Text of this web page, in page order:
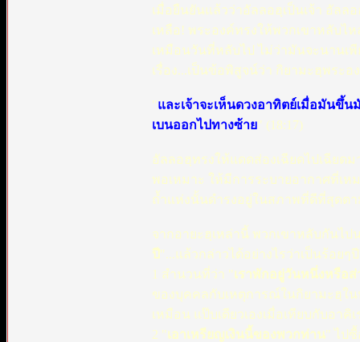
เมื่อยืนยันแล้วว่าอัลลอฮฺเป็นเจ้า อัลล
เหลือ! พระองค์ทรงให้พวกเขาหลับ
เหมือนวันที่หลับไป ไม่ว่ามันจะนานเพี
เรื่อง...เป็นข้อพิสูจน์ว่า กิยามะฮฺพระ
"และเจ้าจะเห็นดวงอาทิตย์เมื่อมันขึ้
เบนออกไปทางซ้าย" (18:17)
อัลลอฮฺทรงให้แดดส่องเฉียดไปเฉียด
พอเหมาะ ให้มีการระบายอากาศที่เ
ถ้ำแห่งนั้นดำรงอยู่ในสภาพที่ดีที่สุดต
จากอายะฮฺเหล่านี้ พวกเขาหลับกันไป
ปี"...แล้วกล่าวได้อย่างไรว่าเป็นร้อย
1 สำนวนที่ว่า "เราพักอยู่วันหนึ่งหรือ
ของบุคคลกับเหตุการณ์ในกิยามะฮฺใ
เหมือน แป๊บเดียวเองเมื่อเทียบกับอาคิเ
2 "เอาเหรียญเงินนี้ของพวกท่าน" ไป